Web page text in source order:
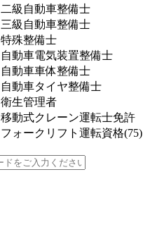
二級自動車整備士
三級自動車整備士
特殊整備士
自動車電気装置整備士
自動車車体整備士
自動車タイヤ整備士
衛生管理者
移動式クレーン運転士免許
フォークリフト運転資格(75)